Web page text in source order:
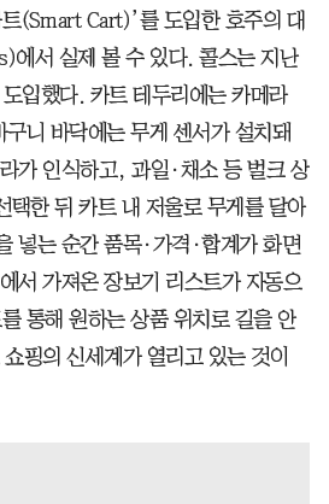
(Smart Cart)’를 도입한 호주의 대
에서 실제 볼 수 있다. 콜스는 지난
입했다. 카트 테두리에는 카메라
니 바닥에는 무게 센서가 설치돼
가 인식하고, 과일·채소 등 벌크 상
택한 뒤 카트 내 저울로 무게를 달아
넣는 순간 품목·가격·합계가 화면
서 가져온 장보기 리스트가 자동으
통해 원하는 상품 위치로 길을 안
핑의 신세계가 열리고 있는 것이